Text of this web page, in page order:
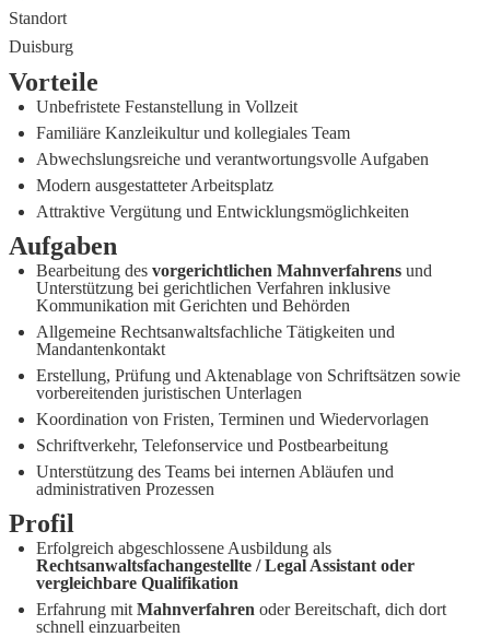
Standort
Duisburg
Vorteile
Unbefristete Festanstellung in Vollzeit
Familiäre Kanzleikultur und kollegiales Team
Abwechslungsreiche und verantwortungsvolle Aufgaben
Modern ausgestatteter Arbeitsplatz
Attraktive Vergütung und Entwicklungsmöglichkeiten
Aufgaben
Bearbeitung des vorgerichtlichen Mahnverfahrens und
Unterstützung bei gerichtlichen Verfahren inklusive
Kommunikation mit Gerichten und Behörden
Allgemeine Rechtsanwaltsfachliche Tätigkeiten und
Mandantenkontakt
Erstellung, Prüfung und Aktenablage von Schriftsätzen sowie
vorbereitenden juristischen Unterlagen
Koordination von Fristen, Terminen und Wiedervorlagen
Schriftverkehr, Telefonservice und Postbearbeitung
Unterstützung des Teams bei internen Abläufen und
administrativen Prozessen
Profil
Erfolgreich abgeschlossene Ausbildung als
Rechtsanwaltsfachangestellte / Legal Assistant oder
vergleichbare Qualifikation
Erfahrung mit Mahnverfahren oder Bereitschaft, dich dort
schnell einzuarbeiten